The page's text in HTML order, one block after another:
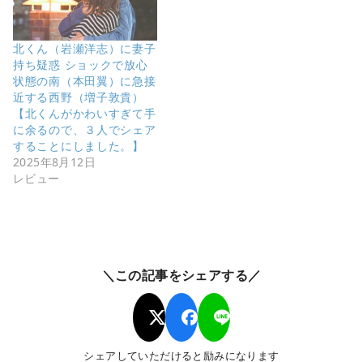
北くん（岩瀬洋志）に妻子
持ち疑惑 ショックで放心
状態の南（本田翼）に急接
近する西野（増子敦貴）
【北くんがかわいすぎて手
に余るので、３人でシェア
することにしました。】
2025年8月12日
レビュー
＼この記事をシェアする／
シェアしていただけると励みになります